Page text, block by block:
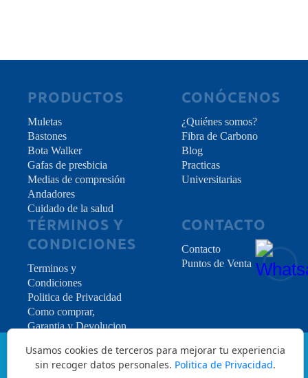
PRODUCTOS
Muletas
Bastones
Bota Walker
Gafas de presbicia
Medias de compresión
Andadores
Cuidado de la salud
CONÓCENOS
¿Quiénes somos?
Fibra de Carbono
Blog
Practicas
Universitarias
TÉRMINOS Y
CONDICIONES
Terminos y
Condiciones
Politica de Privacidad
Como comprar,
Garantia y Devolucion
CONTACTO
Contacto
Puntos de Venta
Copyright © 2026 INDES Medical S.L. - All
Usamos cookies de terceros para mejorar tu experiencia
sin recoger datos personales. Politica de Privacidad.